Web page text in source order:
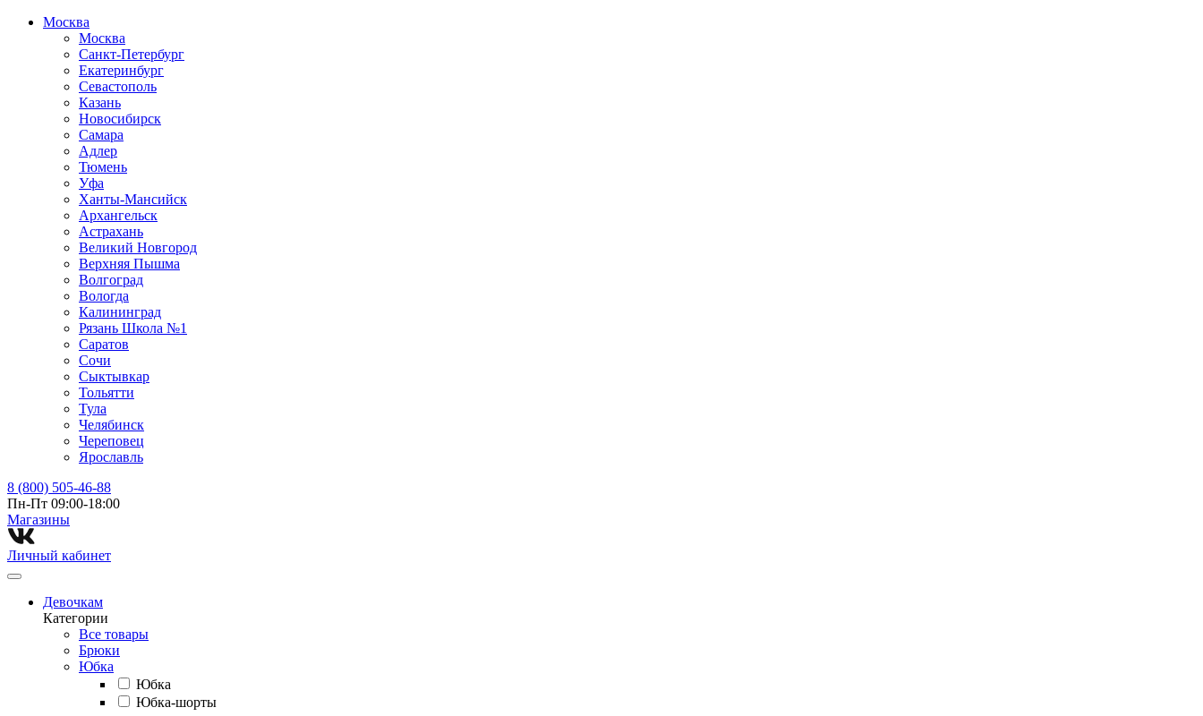
Москва
Москва
Санкт-Петербург
Екатеринбург
Севастополь
Казань
Новосибирск
Самара
Адлер
Тюмень
Уфа
Ханты-Мансийск
Архангельск
Астрахань
Великий Новгород
Верхняя Пышма
Волгоград
Вологда
Калининград
Рязань Школа №1
Саратов
Сочи
Сыктывкар
Тольятти
Тула
Челябинск
Череповец
Ярославль
8 (800) 505-46-88
Пн-Пт 09:00-18:00
Магазины⁠
Личный кабинет
Девочкам
Категории
Все товары
Брюки
Юбка
Юбка
Юбка-шорты